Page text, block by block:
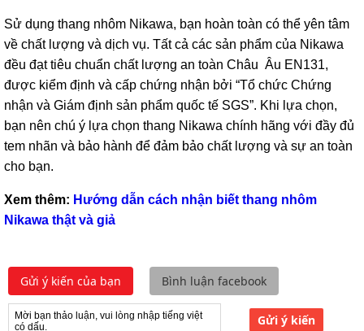
Sử dụng thang nhôm Nikawa, bạn hoàn toàn có thể yên tâm
về chất lượng và dịch vụ. Tất cả các sản phẩm của Nikawa
đều đạt tiêu chuẩn chất lượng an toàn Châu Âu EN131,
được kiểm định và cấp chứng nhận bởi “Tổ chức Chứng
nhận và Giám định sản phẩm quốc tế SGS”. Khi lựa chọn,
bạn nên chú ý lựa chọn thang Nikawa chính hãng với đầy đủ
tem nhãn và bảo hành để đảm bảo chất lượng và sự an toàn
cho bạn.
Xem thêm: Hướng dẫn cách nhận biết thang nhôm
Nikawa thật và giả
Gửi ý kiến của bạn Bình luận facebook
Gửi ý kiến